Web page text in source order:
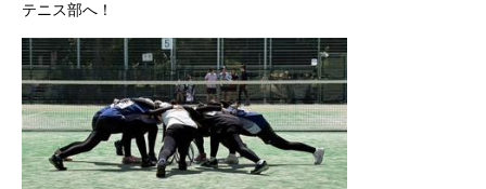
テニス部へ！